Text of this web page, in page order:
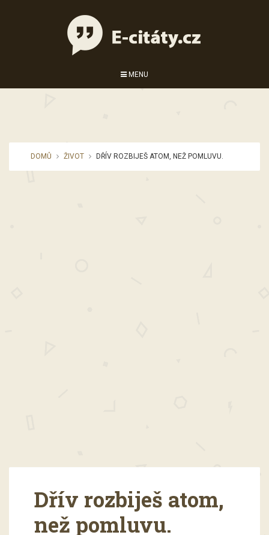
MENU
DOMŮ ŽIVOT DŘÍV ROZBIJEŠ ATOM, NEŽ POMLUVU.
Dřív rozbiješ atom,
než pomluvu.